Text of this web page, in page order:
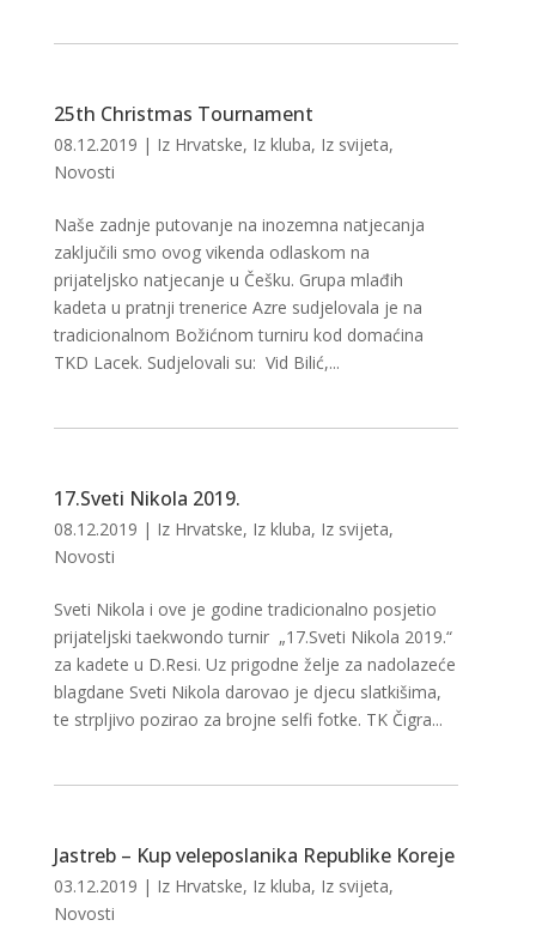
25th Christmas Tournament
08.12.2019 | Iz Hrvatske, Iz kluba, Iz svijeta,
Novosti
Naše zadnje putovanje na inozemna natjecanja
zaključili smo ovog vikenda odlaskom na
prijateljsko natjecanje u Češku. Grupa mlađih
kadeta u pratnji trenerice Azre sudjelovala je na
tradicionalnom Božićnom turniru kod domaćina
TKD Lacek. Sudjelovali su: Vid Bilić,...
17.Sveti Nikola 2019.
08.12.2019 | Iz Hrvatske, Iz kluba, Iz svijeta,
Novosti
Sveti Nikola i ove je godine tradicionalno posjetio
prijateljski taekwondo turnir „17.Sveti Nikola 2019.“
za kadete u D.Resi. Uz prigodne želje za nadolazeće
blagdane Sveti Nikola darovao je djecu slatkišima,
te strpljivo pozirao za brojne selfi fotke. TK Čigra...
Jastreb – Kup veleposlanika Republike Koreje
03.12.2019 | Iz Hrvatske, Iz kluba, Iz svijeta,
Novosti